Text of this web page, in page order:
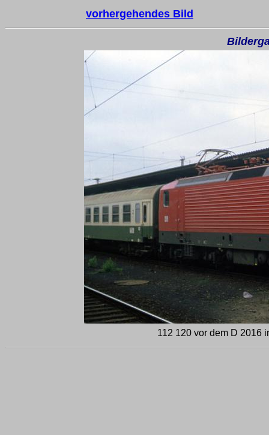
vorhergehendes Bild
112 120 vor dem D 2016